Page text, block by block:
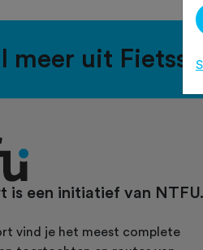
meer uit
is een initiatief van NTFU.
vind je het meest complete